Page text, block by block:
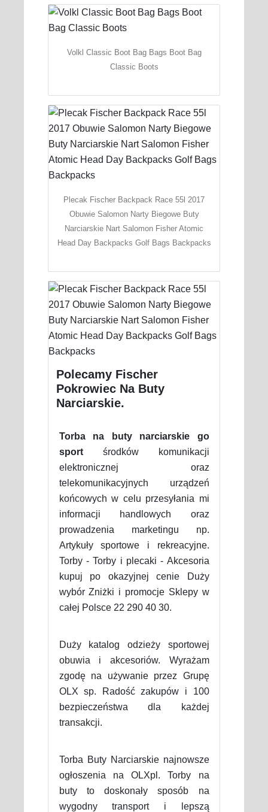
Volkl Classic Boot Bag Bags Boot Bag
Classic Boots
Plecak Fischer Backpack Race 55l 2017
Obuwie Salomon Narty Biegowe Buty
Narciarskie Nart Salomon Fisher Atomic
Head Day Backpacks Golf Bags Backpacks
Polecamy Fischer
Pokrowiec Na Buty
Narciarskie.
Torba na buty narciarskie go
sportśrodków komunikacji
elektronicznej oraz
telekomunikacyjnych urządzeń
końcowych w celu przesyłania mi
informacji handlowych oraz
prowadzenia marketingu np.
Artykuły sportowe i rekreacyjne.
Torby - Torby i plecaki - Akcesoria
kupuj po okazyjnej cenie Duży
wybór Zniżki i promocje Sklepy w
całej Polsce 22 290 40 30.
Duży katalog odzieży sportowej
obuwia i akcesoriów. Wyrażam
zgodę na używanie przez Grupę
OLX sp. Radość zakupów i 100
bezpieczeństwa dla każdej
transakcji.
Torba Buty Narciarskie najnowsze
ogłoszenia na OLXpl. Torby na
buty to doskonały sposób na
wygodny transport i lepszą